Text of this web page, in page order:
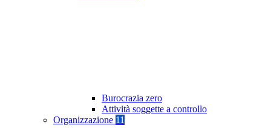
Burocrazia zero
Attività soggette a controllo
Organizzazione 11